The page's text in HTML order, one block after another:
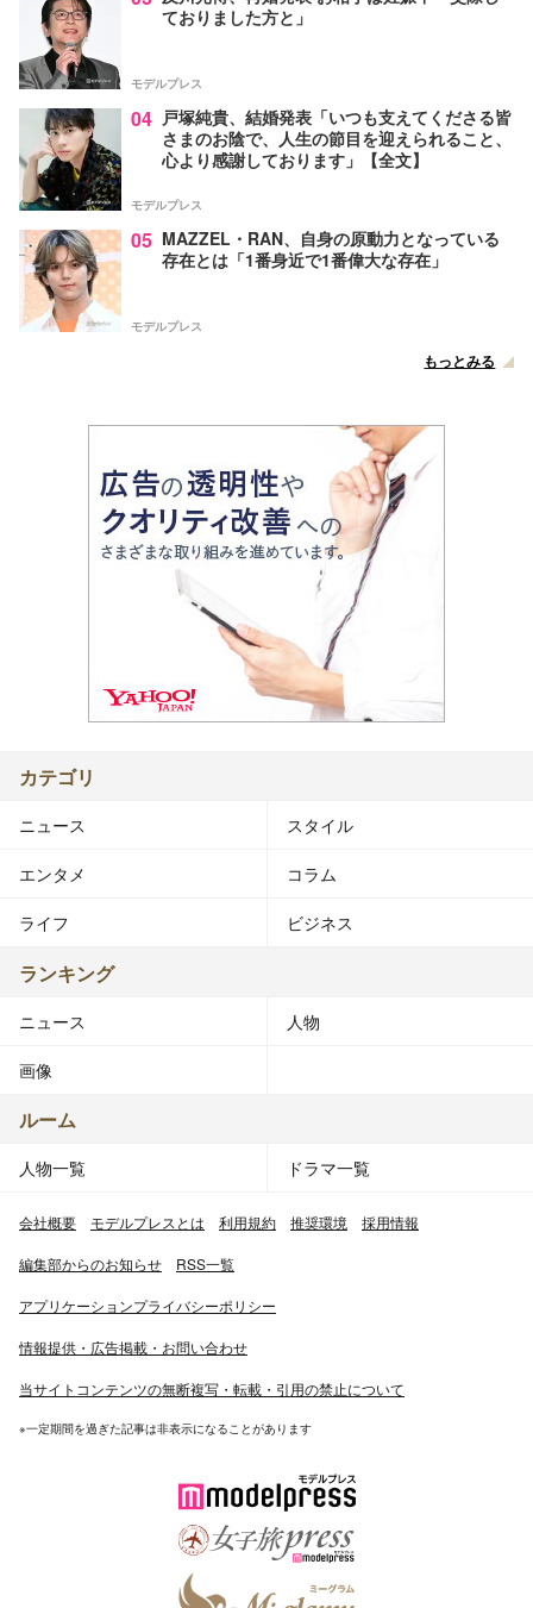
ておりました方と」
モデルプレス
04 戸塚純貴、結婚発表「いつも支えてくださる皆
さまのお陰で、人生の節目を迎えられること、
心より感謝しております」【全文】
モデルプレス
05 MAZZEL・RAN、自身の原動力となっている
存在とは「1番身近で1番偉大な存在」
モデルプレス
もっとみる
カテゴリ
ニュース スタイル
エンタメ コラム
ライフ ビジネス
ランキング
ニュース 人物
画像
ルーム
人物一覧 ドラマ一覧
会社概要 モデルプレスとは 利用規約 推奨環境 採用情報
編集部からのお知らせ RSS一覧
アプリケーションプライバシーポリシー
情報提供・広告掲載・お問い合わせ
当サイトコンテンツの無断複写・転載・引用の禁止について
※一定期間を過ぎた記事は非表示になることがあります